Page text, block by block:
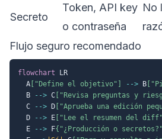
Secreto
Token, API key
o contraseña
No
Flujo seguro recomendado
flowchart LR
  A
["Define el objetivo"] --> B
  B
--> C ["Revisa preguntas y
  C
--> D ["Aprueba una edición
  D
--> E ["Lee el resumen del
  E
--> F{"¿Producción o